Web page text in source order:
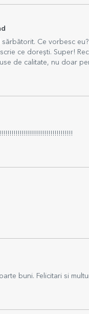
Ce vorbesc
ce dorești. Super!
de calitate, nu doar
buni. Felicitari si